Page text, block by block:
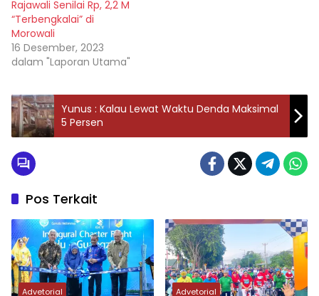
Rajawali Senilai Rp, 2,2 M
“Terbengkalai” di
Morowali
16 Desember, 2023
dalam "Laporan Utama"
Yunus : Kalau Lewat Waktu Denda Maksimal
5 Persen
Pos Terkait
Advetorial Advetorial